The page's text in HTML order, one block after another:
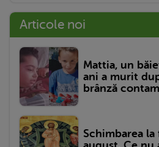
Articole noi
Mattia, un
ani a murit
brânză
Schimbarea